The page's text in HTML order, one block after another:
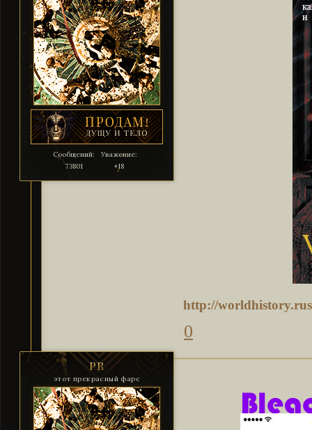
Сообщений:
73801
Уважение:
+18
http://
0
PR
этот прекрасный фарс